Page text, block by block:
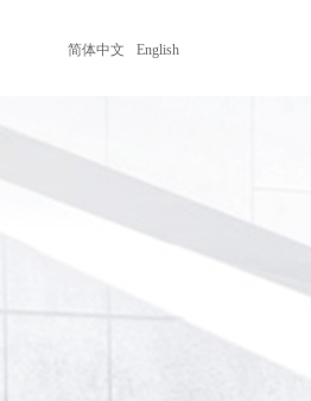
简体中文 English